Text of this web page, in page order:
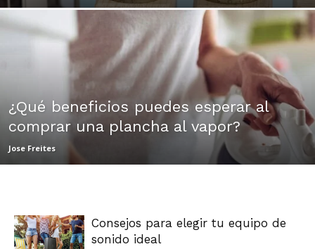
Ultima
Hora
|
¿Qué beneficios puedes esperar al
comprar una plancha al vapor?
Jose Freites
Consejos para elegir tu equipo de
sonido ideal